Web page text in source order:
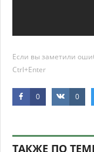
Если вы заметили
Ctrl+Enter
0 0
ТАКЖЕ ПО